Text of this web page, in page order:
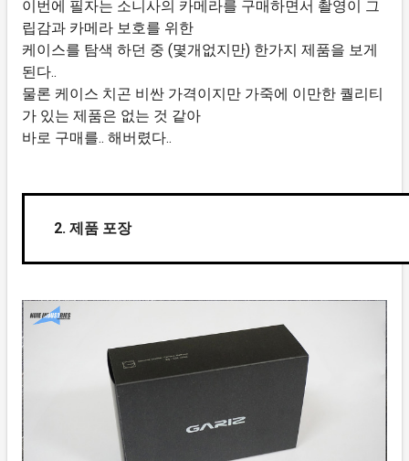
이번에 필자는 소니사의 카메라를 구매하면서 촬영이 그
립감과 카메라 보호를 위한
케이스를 탐색 하던 중 (몇개없지만) 한가지 제품을 보게
된다..
물론 케이스 치곤 비싼 가격이지만 가죽에 이만한 퀄리티
가 있는 제품은 없는 것 같아
바로 구매를.. 해버렸다..
2. 제품 포장